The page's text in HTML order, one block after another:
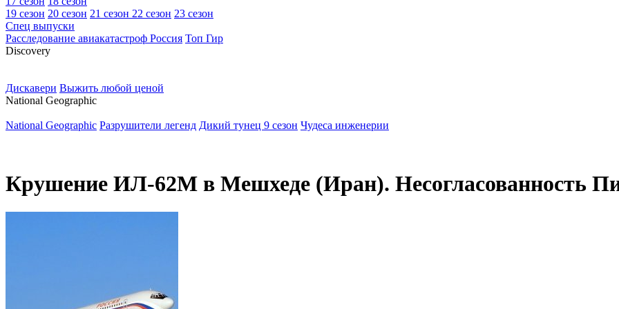
19 сезон 20 сезон 21 сезон 22 сезон 23 сезон
Спец выпуски
Расследование авиакатастроф Россия Топ Гир
Discovery
Дискавери Выжить любой ценой
National Geographic
National Geographic Разрушители легенд Дикий тунец 9 сезон Чудеса инженерии
Крушение ИЛ-62М в Мешхеде (Иран). Несогласованность